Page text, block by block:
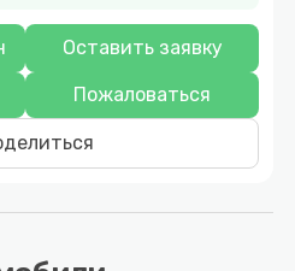
Оставить заявку
Пожаловаться